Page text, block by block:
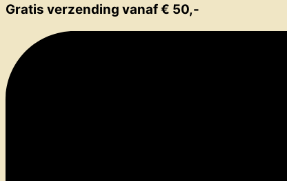
Gratis verzending vanaf € 50,-